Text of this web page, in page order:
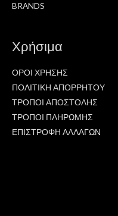
BRANDS
Χρήσιμα
ΟΡΟΙ ΧΡΗΣΗΣ
ΠΟΛΙΤΙΚΗ ΑΠΟΡΡΗΤΟΥ
ΤΡΟΠΟΙ ΑΠΟΣΤΟΛΗΣ
ΤΡΟΠΟΙ ΠΛΗΡΩΜΗΣ
ΕΠΙΣΤΡΟΦΗ ΑΛΛΑΓΩΝ